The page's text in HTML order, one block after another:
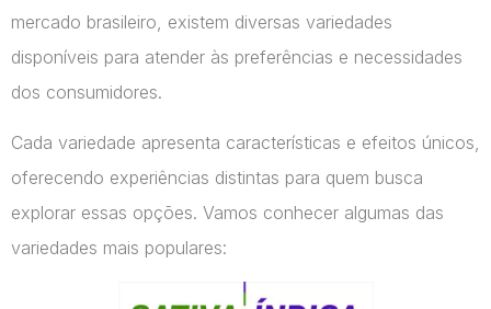
mercado brasileiro, existem diversas variedades
disponíveis para atender às preferências e necessidades
dos consumidores.
Cada variedade apresenta características e efeitos únicos,
oferecendo experiências distintas para quem busca
explorar essas opções. Vamos conhecer algumas das
variedades mais populares: